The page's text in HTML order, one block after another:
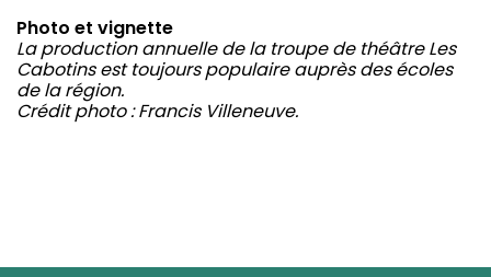
Photo et vignette
La production annuelle de la troupe de théâtre Les
Cabotins est toujours populaire auprès des écoles
de la région.
Crédit photo : Francis Villeneuve.